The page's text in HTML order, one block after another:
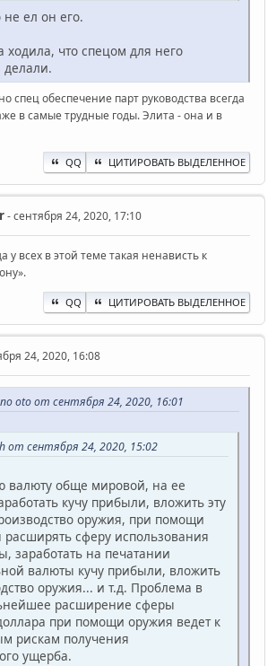
не ел он его.
ходила, что спецом для него
спец обеспечение парт руководства всегда
в самые трудные годы. Элита - она и в
QQ ЦИТИРОВАТЬ ВЫДЕЛЕННОЕ
- сентября 24, 2020, 17:10
у всех в этой теме такая ненависть к
QQ ЦИТИРОВАТЬ ВЫДЕЛЕННОЕ
24, 2020, 16:08
oto от сентября 24, 2020, 16:01
от сентября 24, 2020, 15:02
валюту обще мировой, на ее
кучу прибыли, вложить эту
оружия, при помощи
расширять сферу использования
заработать на печатании
валюты кучу прибыли, вложить
оружия... и т.д. Проблема в
расширение сферы
при помощи оружия ведет к
рискам получения
ущерба.